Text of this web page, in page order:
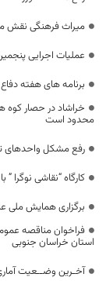
میراث فرهنگی نقش
عملیات اجرایی پنجمین پست ۴۰۰ کیلوولت خراسان
برنامه های هفته
خراشاد در حصار کوه
محدود است
رفع مشکل واحدهای
کارگاه “نقاشی نوگرا
برگزاری همایش ملی
فراخوان مناقصه
استان خراسان جنوبی
آخـرین وضــعیت